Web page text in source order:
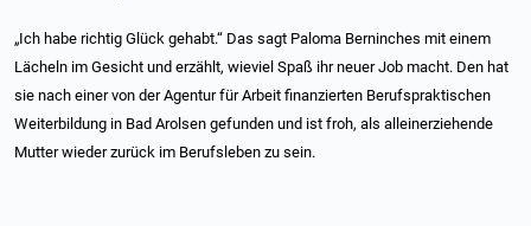
„Ich habe richtig Glück gehabt.“ Das sagt Paloma Berninches mit einem
Lächeln im Gesicht und erzählt, wieviel Spaß ihr neuer Job macht. Den hat
sie nach einer von der Agentur für Arbeit finanzierten Berufspraktischen
Weiterbildung in Bad Arolsen gefunden und ist froh, als alleinerziehende
Mutter wieder zurück im Berufsleben zu sein.